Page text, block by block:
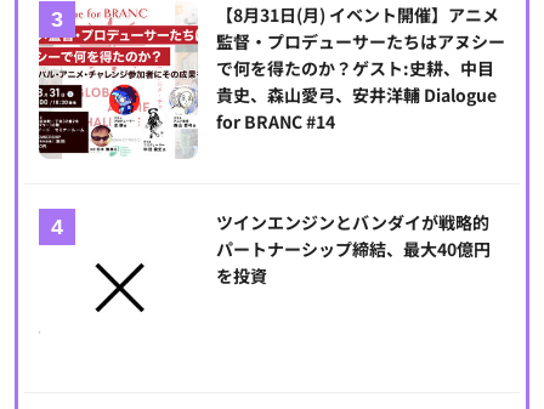
【8月31日(月) イベント開催】アニメ
監督・プロデューサーたちはアヌシー
で何を得たのか？ゲスト:史耕、中目
貴史、森山愛弓、安井洋輔 Dialogue
for BRANC #14
ツインエンジンとバンダイが戦略的
パートナーシップ締結、最大40億円
を投資